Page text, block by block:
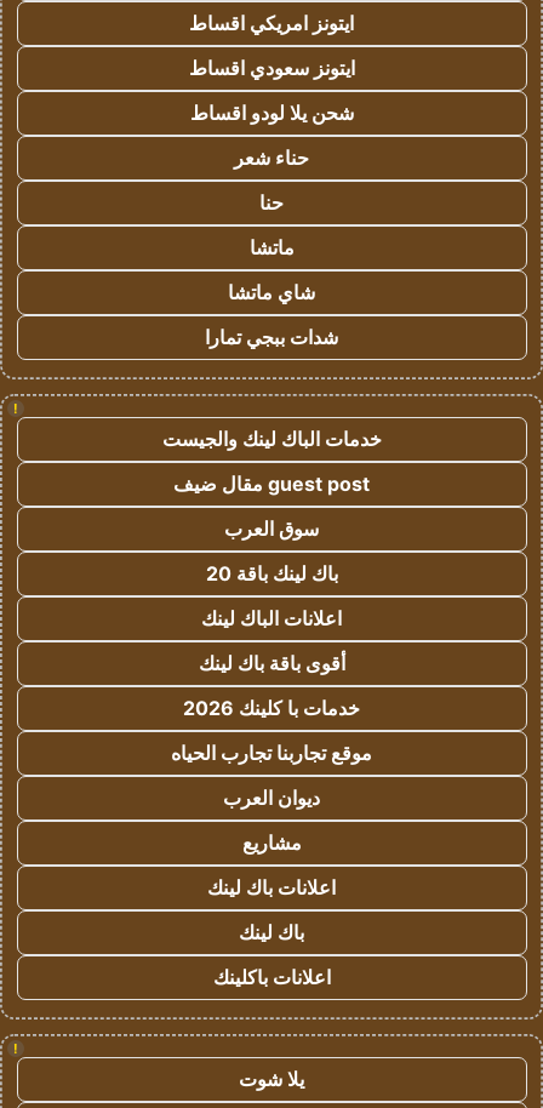
ايتونز امريكي اقساط
ايتونز سعودي اقساط
شحن يلا لودو اقساط
حناء شعر
حنا
ماتشا
شاي ماتشا
شدات ببجي تمارا
!
خدمات الباك لينك والجيست
guest post مقال ضيف
سوق العرب
باك لينك باقة 20
اعلانات الباك لينك
أقوى باقة باك لينك
خدمات با كلينك 2026
موقع تجاربنا تجارب الحياه
ديوان العرب
مشاريع
اعلانات باك لينك
باك لينك
اعلانات باكلينك
!
يلا شوت